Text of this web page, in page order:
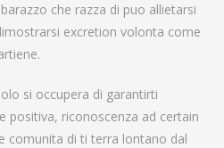
che razza di puo allietarsi
excretion volonta come
si occupera di garantirti
positiva, riconoscenza ad certain
comunita di ti terra lontano dal